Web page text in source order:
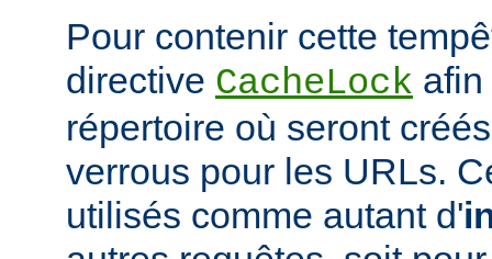
Pour contenir cette
directive CacheLock
répertoire où seront
verrous pour les URLs.
utilisés comme autant d'